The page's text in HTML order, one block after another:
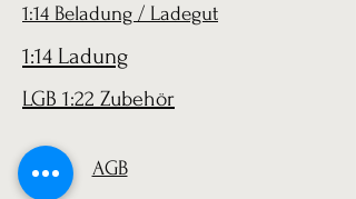
1:14 Beladung / Ladegut
1:14 Ladung
LGB 1:22 Zubehör
AGB